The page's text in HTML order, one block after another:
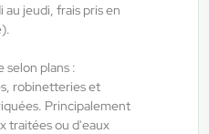
jeudi, frais pris en
selon plans :
robinetteries et
Principalement
traitées ou d'eaux
04/08/2026
industrielle